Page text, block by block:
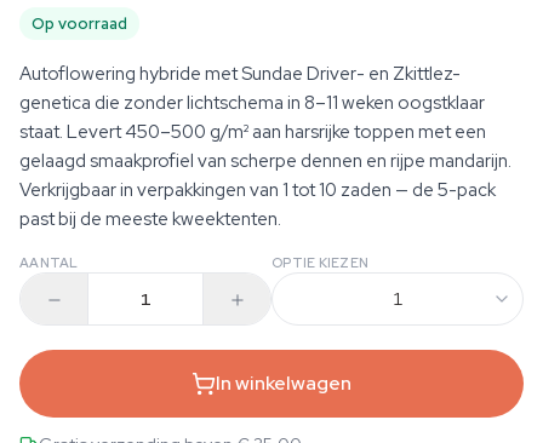
Op voorraad
Autoflowering hybride met Sundae Driver- en Zkittlez-
genetica die zonder lichtschema in 8–11 weken oogstklaar
staat. Levert 450–500 g/m² aan harsrijke toppen met een
gelaagd smaakprofiel van scherpe dennen en rijpe mandarijn.
Verkrijgbaar in verpakkingen van 1 tot 10 zaden — de 5-pack
past bij de meeste kweektenten.
AANTAL OPTIE KIEZEN
1
In winkelwagen